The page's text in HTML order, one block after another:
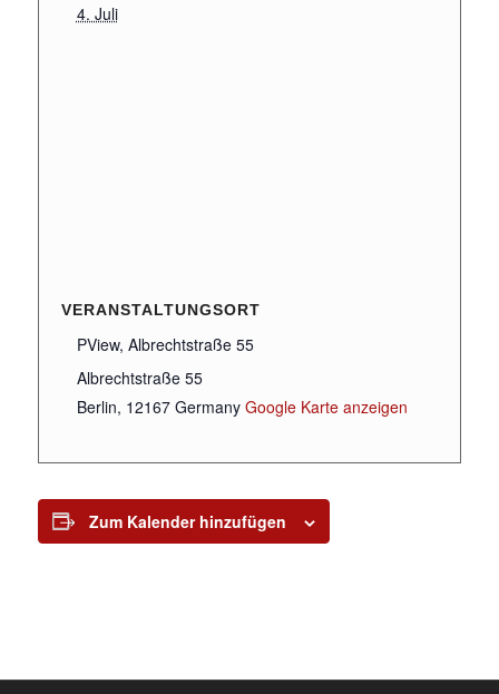
4. Juli
VERANSTALTUNGSORT
PView, Albrechtstraße 55
Albrechtstraße 55
Berlin, 12167 Germany Google Karte anzeigen
Zum Kalender hinzufügen